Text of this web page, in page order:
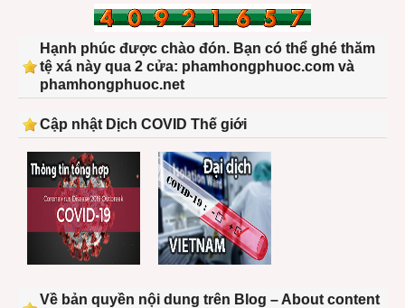
Hạnh phúc được chào đón. Bạn có thể ghé thăm
tệ xá này qua 2 cửa: phamhongphuoc.com và
phamhongphuoc.net
Cập nhật Dịch COVID Thế giới
Về bản quyền nội dung trên Blog – About content